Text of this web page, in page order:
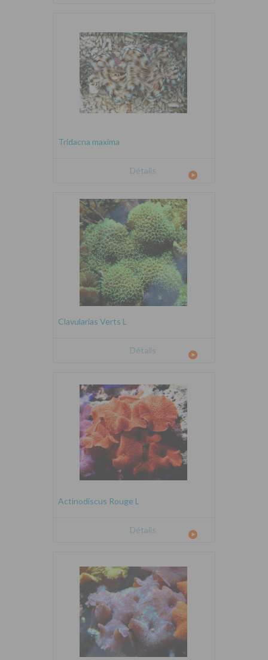
Tridacna maxima
Détails
Clavularias Verts L
Détails
Actinodiscus Rouge L
Détails